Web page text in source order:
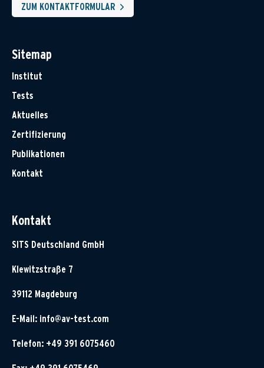
ZUM KONTAKTFORMULAR
Sitemap
Institut
Tests
Aktuelles
Zertifizierung
Publikationen
Kontakt
Kontakt
SITS Deutschland GmbH
Klewitzstraße 7
39112 Magdeburg
E-Mail: info@av-test.com
Telefon: +49 391 6075460